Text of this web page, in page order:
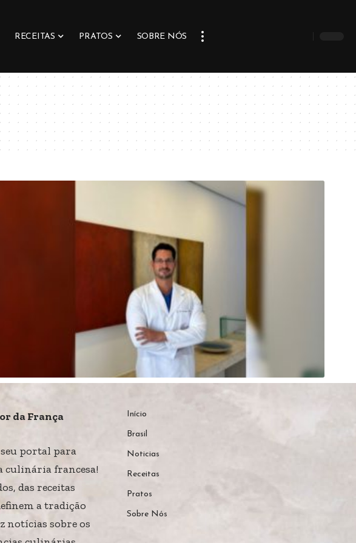
RECEITAS PRATOS SOBRE NÓS
da França
portal para
culinária francesa!
das receitas
a tradição
notícias sobre os
Início
Brasil
Noticias
Receitas
Pratos
Sobre Nós